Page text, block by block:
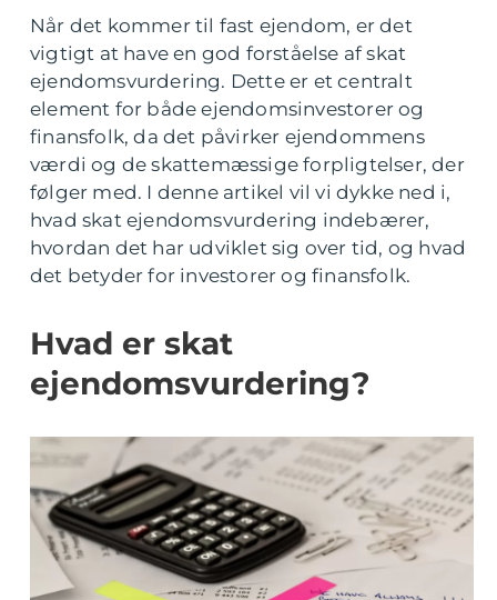
Når det kommer til fast ejendom, er det
vigtigt at have en god forståelse af skat
ejendomsvurdering. Dette er et centralt
element for både ejendomsinvestorer og
finansfolk, da det påvirker ejendommens
værdi og de skattemæssige forpligtelser, der
følger med. I denne artikel vil vi dykke ned i,
hvad skat ejendomsvurdering indebærer,
hvordan det har udviklet sig over tid, og hvad
det betyder for investorer og finansfolk.
Hvad er skat
ejendomsvurdering?